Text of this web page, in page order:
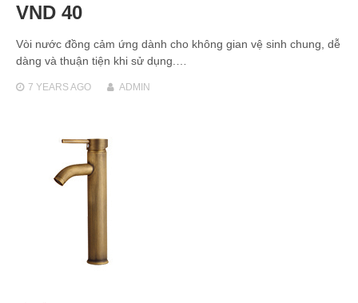
VND 40
Vòi nước đồng cảm ứng dành cho không gian vệ sinh chung, dễ
dàng và thuận tiện khi sử dụng.…
7 YEARSAGO ADMIN